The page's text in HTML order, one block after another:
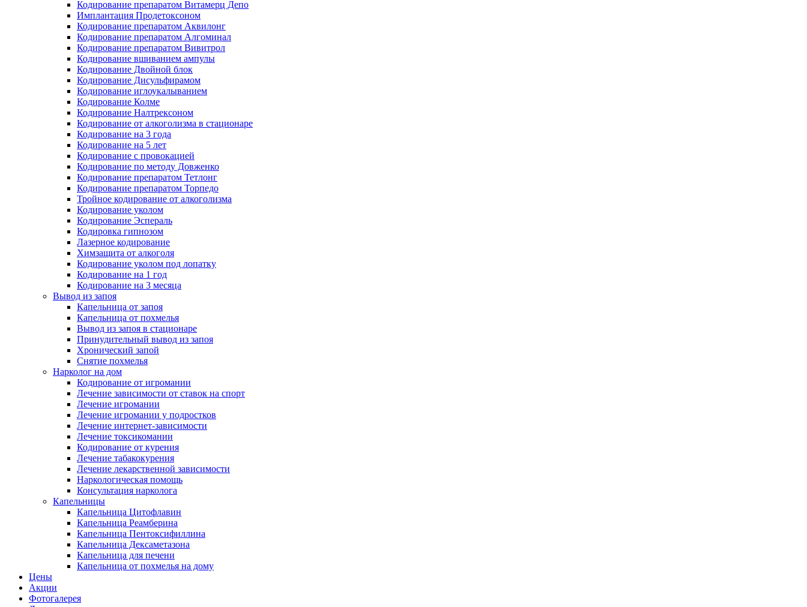
Кодирование препаратом Витамерц Депо
Имплантация Продетоксоном
Кодирование препаратом Аквилонг
Кодирование препаратом Алгоминал
Кодирование препаратом Вивитрол
Кодирование вшиванием ампулы
Кодирование Двойной блок
Кодирование Дисульфирамом
Кодирование иглоукалыванием
Кодирование Колме
Кодирование Налтрексоном
Кодирование от алкоголизма в стационаре
Кодирование на 3 года
Кодирование на 5 лет
Кодирование с провокацией
Кодирование по методу Довженко
Кодирование препаратом Тетлонг
Кодирование препаратом Торпедо
Тройное кодирование от алкоголизма
Кодирование уколом
Кодирование Эспераль
Кодировка гипнозом
Лазерное кодирование
Химзащита от алкоголя
Кодирование уколом под лопатку
Кодирование на 1 год
Кодирование на 3 месяца
Вывод из запоя
Капельница от запоя
Капельница от похмелья
Вывод из запоя в стационаре
Принудительный вывод из запоя
Хронический запой
Снятие похмелья
Нарколог на дом
Кодирование от игромании
Лечение зависимости от ставок на спорт
Лечение игромании
Лечение игромании у подростков
Лечение интернет-зависимости
Лечение токсикомании
Кодирование от курения
Лечение табакокурения
Лечение лекарственной зависимости
Наркологическая помощь
Консультация нарколога
Капельницы
Капельница Цитофлавин
Капельница Реамберина
Капельница Пентоксифиллина
Капельница Дексаметазона
Капельница для печени
Капельница от похмелья на дому
Цены
Акции
Фотогалерея